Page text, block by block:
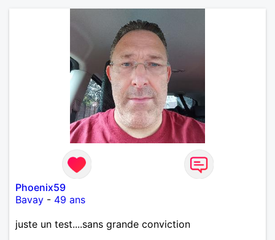
autant être trop locace. Je suis bourré de qualités
avec très peu de défauts. Je suis altruiste,
bienveillant, empathique, attentionné, honnête,
respectueux, doux de caractère et compréhensif : je
laisse « glisser » beaucoup de choses. Mais ne vous
m’éprenez pas Mesdames, si une personne que
j’aime me trahit une fois, il n’y aura pas de seconde
chance et je l’effacerai à « vitam eternam ».
Néanmoins, je suis un tout petit peu maniaque ainsi
qu’impatient. J’essaye de faire des efforts. Rien de
bien dramatique ! Du moins je le pense……Je suis un
homme facile à vivre. À vous si vous le souhaitez,
d’apprendre à me connaître davantage. J’en serai
ravi….A très bientôt je l’espère.
Phoenix59
Bavay - 49 ans
juste un test....sans grande conviction